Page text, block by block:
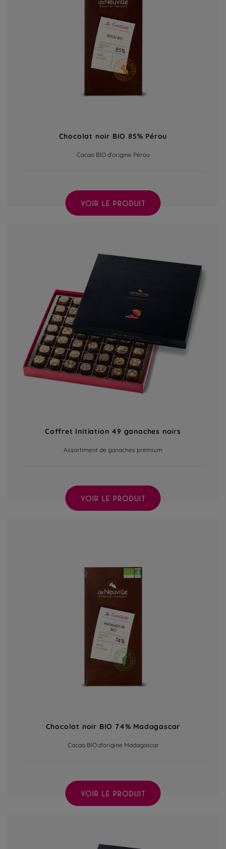
Chocolat noir BIO 85% Pérou
Cacao BIO d'origine Pérou
VOIR LE PRODUIT
Coffret Initiation 49 ganaches noirs
Assortiment de ganaches premium
VOIR LE PRODUIT
Chocolat noir BIO 74% Madagascar
Cacao BIO d'origine Madagascar
VOIR LE PRODUIT